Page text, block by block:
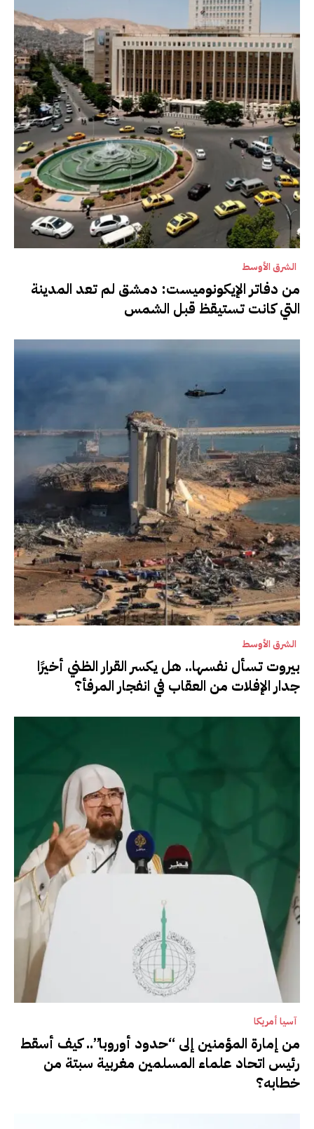
الشرق الأوسط
من دفاتر الإيكونوميست: دمشق لم تعد المدينة
التي كانت تستيقظ قبل الشمس
الشرق الأوسط
بيروت تسأل نفسها.. هل يكسر القرار الظني أخيرًا
جدار الإفلات من العقاب في انفجار المرفأ؟
آسيا أمريكا
من إمارة المؤمنين إلى “حدود أوروبا”.. كيف أسقط
رئيس اتحاد علماء المسلمين مغربية سبتة من
خطابه؟